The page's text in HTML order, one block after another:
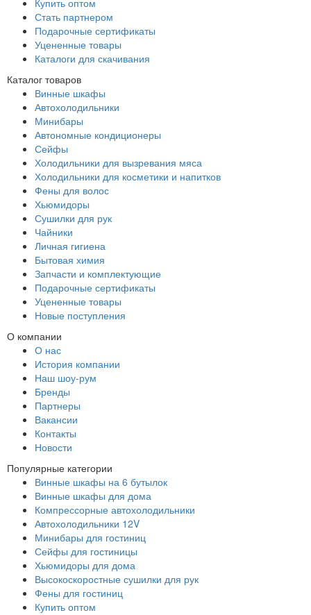
Купить оптом
Стать партнером
Подарочные сертификаты
Уцененные товары
Каталоги для скачивания
Каталог товаров
Винные шкафы
Автохолодильники
Минибары
Автономные кондиционеры
Сейфы
Холодильники для вызревания мяса
Холодильники для косметики и напитков
Фены для волос
Хьюмидоры
Сушилки для рук
Чайники
Личная гигиена
Бытовая химия
Запчасти и комплектующие
Подарочные сертификаты
Уцененные товары
Новые поступления
О компании
О нас
История компании
Наш шоу-рум
Бренды
Партнеры
Вакансии
Контакты
Новости
Популярные категории
Винные шкафы на 6 бутылок
Винные шкафы для дома
Компрессорные автохолодильники
Автохолодильники 12V
Минибары для гостиниц
Сейфы для гостиницы
Хьюмидоры для дома
Высокоскоростные сушилки для рук
Фены для гостиниц
Купить оптом